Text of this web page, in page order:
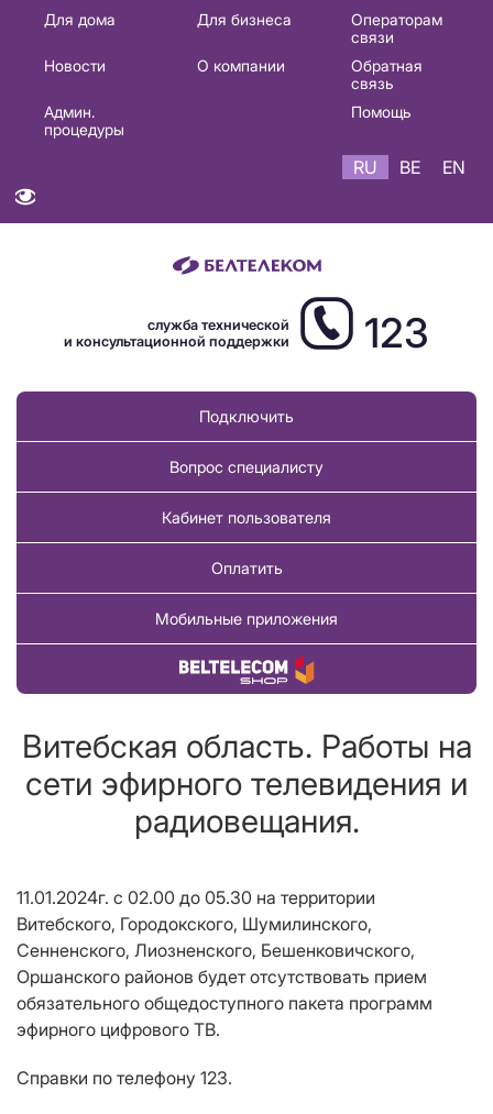
Основная
навигация
Для дома Для бизнеса
Операторам
связи
Новости
О компании
Обратная
связь
Админ.
процедуры
Помощь
RU BE EN
служба технической
и консультационной поддержки
123
Подключить
Вопрос специалисту
Кабинет пользователя
Оплатить
Мобильные приложения
Купить товар
Витебская область. Работы на
сети эфирного телевидения и
радиовещания.
11.01.2024г. с 02.00 до 05.30 на территории
Витебского, Городокского, Шумилинского,
Сенненского, Лиозненского, Бешенковичского,
Оршанского районов будет отсутствовать прием
обязательного общедоступного пакета программ
эфирного цифрового ТВ.
Справки по телефону 123.